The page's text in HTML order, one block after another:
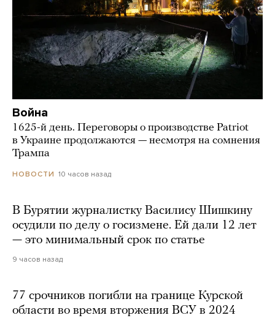
Война
1625-й день. Переговоры о производстве Patriot
в Украине продолжаются — несмотря на сомнения
Трампа
НОВОСТИ 10 часов назад
В Бурятии журналистку Василису Шишкину
осудили по делу о госизмене. Ей дали 12 лет
— это минимальный срок по статье
9 часов назад
77 срочников погибли на границе Курской
области во время вторжения ВСУ в 2024